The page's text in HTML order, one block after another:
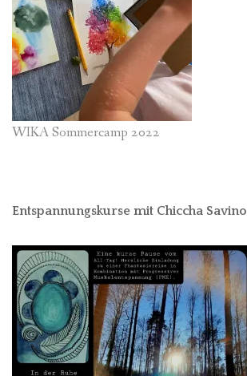
WIKA Sommercamp 2022
Entspannungskurse mit Chiccha Savino